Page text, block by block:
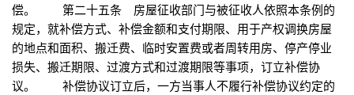
偿。 第二十五条 房屋征收部门与被征收人依照本条例的
规定，就补偿方式、补偿金额和支付期限、用于产权调换房屋
的地点和面积、搬迁费、临时安置费或者周转用房、停产停业
损失、搬迁期限、过渡方式和过渡期限等事项，订立补偿协
议。 补偿协议订立后，一方当事人不履行补偿协议约定的